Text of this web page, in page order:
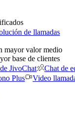
de llamadas
mayor valor medio
base de clientes
JivoChat
Chat de
Plus Video